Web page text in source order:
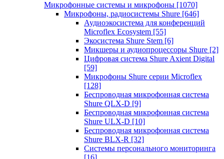
Микрофонные системы и микрофоны [1070]
Микрофоны, радиосистемы Shure [646]
Аудиоэкосистема для конференций
Microflex Ecosystem [55]
Экосистема Shure Stem [6]
Микшеры и аудиопроцессоры Shure [2]
Цифровая система Shure Axient Digital
[59]
Микрофоны Shure серии Microflex
[128]
Беспроводная микрофонная система
Shure QLX-D [9]
Беспроводная микрофонная система
Shure ULX-D [10]
Беспроводная микрофонная система
Shure BLX-R [32]
Системы персонального мониторинга
[16]